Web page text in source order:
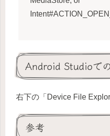
Android Studioで
右下の「Device File
参考